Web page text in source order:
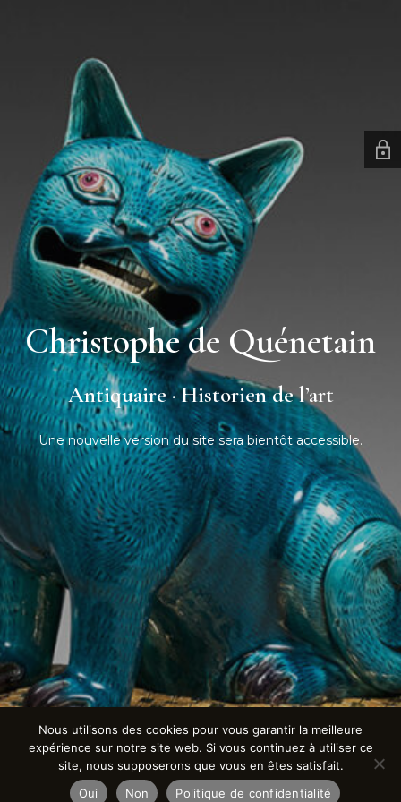
Christophe de Quénetain
Antiquaire · Historien de l’art
Une nouvelle version du site sera bientôt accessible.
Nous utilisons des cookies pour vous garantir la meilleure
expérience sur notre site web. Si vous continuez à utiliser ce
site, nous supposerons que vous en êtes satisfait.
Oui
Non Politique de confidentialité